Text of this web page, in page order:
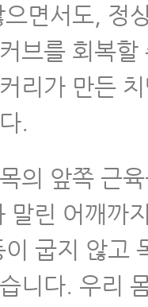
면서도, 정
브를 회복할
리가 만든
.
의 앞쪽 근
말린 어깨까
굽지 않고
니다. 우리